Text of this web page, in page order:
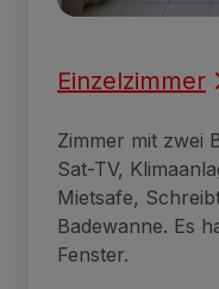
Einzelzimmer
Zimmer mit zwei
Sat-TV,
Mietsafe,
Badewanne. Es
Fenster.